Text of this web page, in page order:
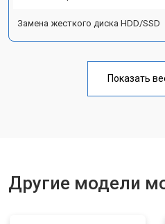
Замена жесткого диска HDD/SSD
Показать
Другие модели